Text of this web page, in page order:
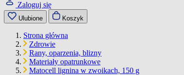
Zaloguj się
Ulubione Koszyk
Strona główna
Zdrowie
Rany, oparzenia, blizny
Materiały opatrunkowe
Matocell lignina w zwoikach, 150 g